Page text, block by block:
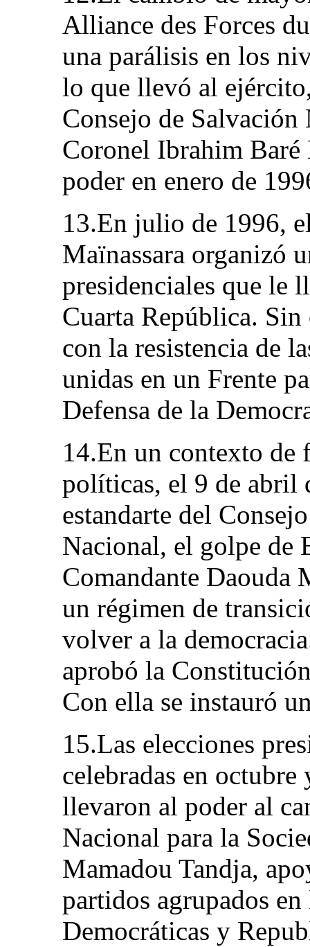
Alliance des Forces
una parálisis en los
lo que llevó al
Consejo de
Coronel Ibrahim Baré
poder en enero de
13.En julio de 1996,
Maïnassara organizó
presidenciales que le
Cuarta República.
con la resistencia de
unidas en un Frente
Defensa de la
14.En un contexto de
políticas, el 9 de abril
estandarte del
Nacional, el golpe de
Comandante Daouda
un régimen de
volver a la
aprobó la
Con ella se instauró
15.Las elecciones
celebradas en
llevaron al poder al
Nacional para la
Mamadou Tandja,
partidos agrupados
Democráticas y